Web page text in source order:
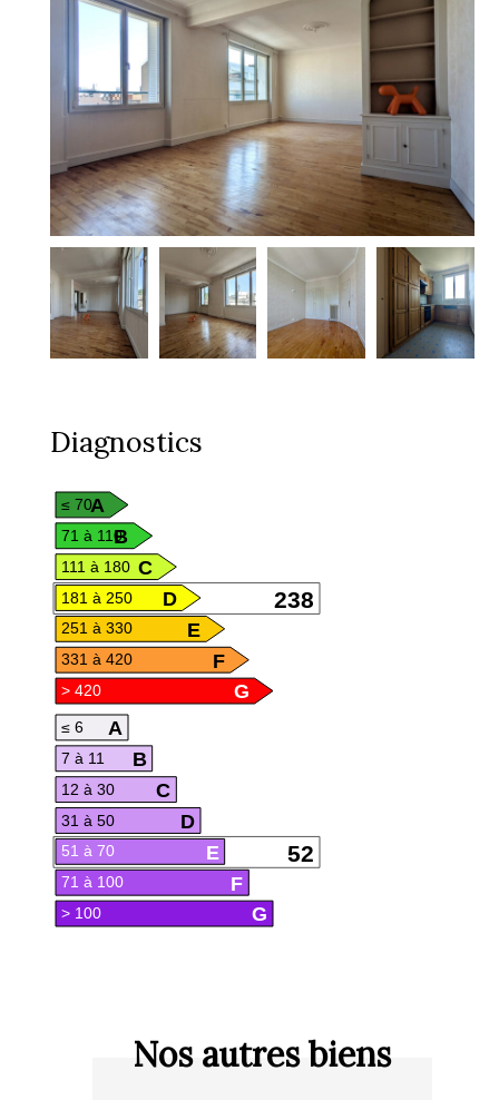
Diagnostics
A
≤ 70
B
71 à 110
C
111 à 180
238
D
181 à 250
E
251 à 330
F
331 à 420
G
> 420
A
≤ 6
B
7 à 11
C
12 à 30
D
31 à 50
52
E
51 à 70
F
71 à 100
G
> 100
Nos autres biens